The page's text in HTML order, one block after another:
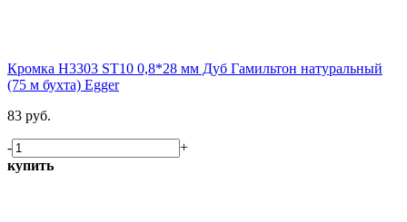
Кромка H3303 ST10 0,8*28 мм Дуб Гамильтон натуральный
(75 м бухта) Egger
83 руб.
-
+
купить